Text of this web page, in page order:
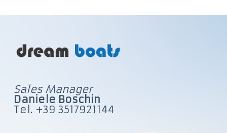
Sales Manager
Daniele Boschin
Tel. +39 3517921144